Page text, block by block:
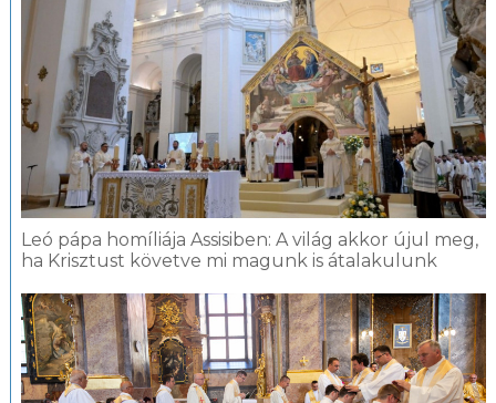
Leó pápa homíliája Assisiben: A világ akkor újul meg,
ha Krisztust követve mi magunk is átalakulunk